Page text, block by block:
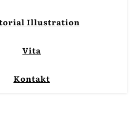
Illustration
Vita
Kontakt